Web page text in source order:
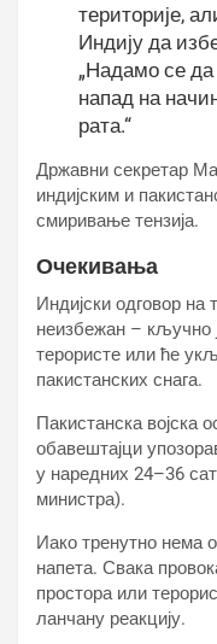
територије,
Индију да
„Надамо се да
напад на
рата.“
Државни секретар
индијским и
смиривање тензија.
Очекивања
Индијски одговор на
неизбежан – кључно
терористе или ће
пакистанских снага.
Пакистанска војска
обавештајци
у наредних 24–36
министра).
Иако тренутно нема
напета. Свака
простора или
ланчану реакцију.